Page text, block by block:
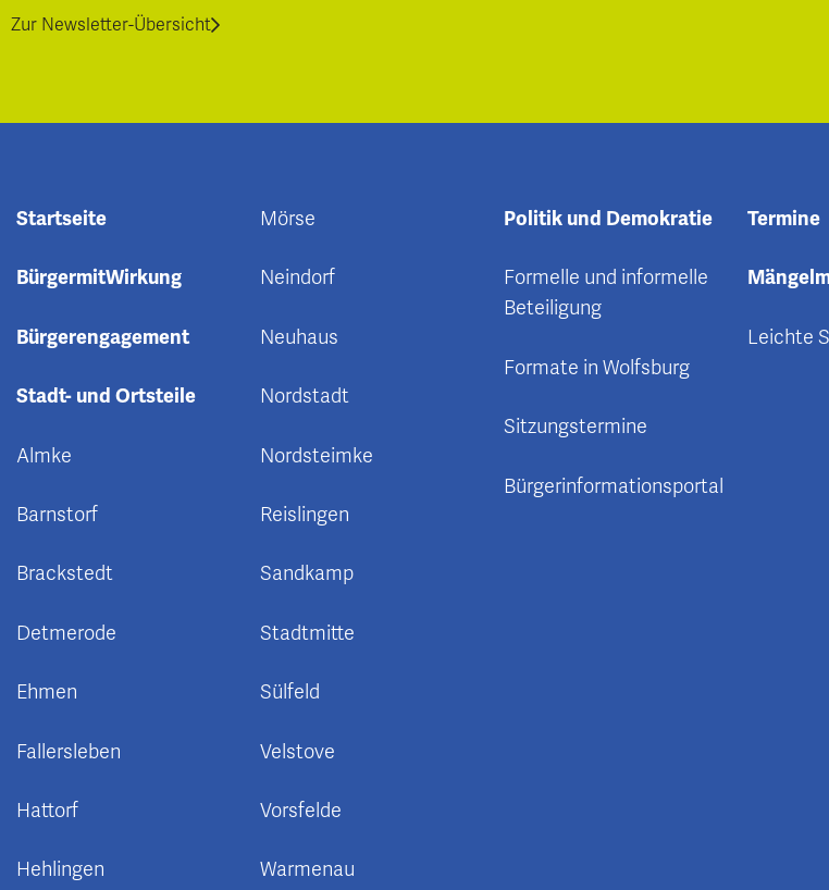
Zur Newsletter-Übersicht
Startseite
BürgermitWirkung
Bürgerengagement
Stadt- und Ortsteile
Almke
Barnstorf
Brackstedt
Detmerode
Ehmen
Fallersleben
Hattorf
Hehlingen
Mörse
Neindorf
Neuhaus
Nordstadt
Nordsteimke
Reislingen
Sandkamp
Stadtmitte
Sülfeld
Velstove
Vorsfelde
Warmenau
Politik und Demokratie
Formelle und informelle
Beteiligung
Formate in Wolfsburg
Sitzungstermine
Bürgerinformationsportal
Termine
Leichte